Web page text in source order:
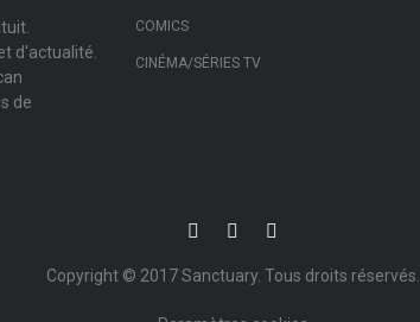
d'actualité.
de
COMICS
CINÉMA/SÉRIES TV
Copyright © 2017Sanctuary. Tous droits réservés.